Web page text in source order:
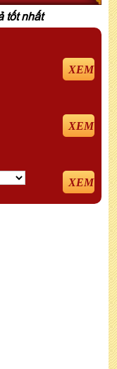
tốt nhất
XEM
XEM
XEM